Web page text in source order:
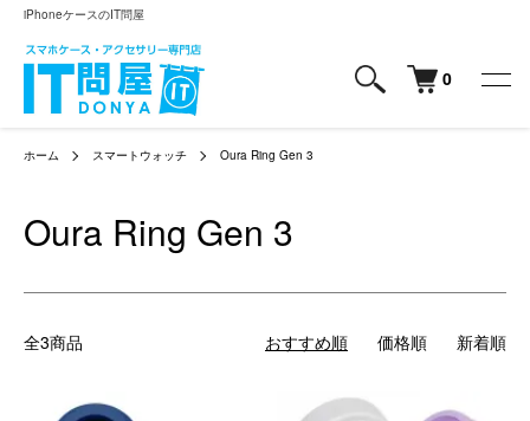
iPhoneケースのIT問屋
0
ホーム スマートウォッチ Oura Ring Gen 3
Oura Ring Gen 3
全3商品 おすすめ順 価格順 新着順